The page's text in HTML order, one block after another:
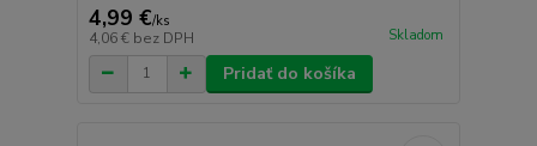
4,99 €/ks
4,06 € bez DPH Skladom
Pridať do košíka